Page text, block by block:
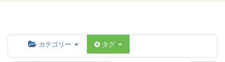
カテゴリー タグ